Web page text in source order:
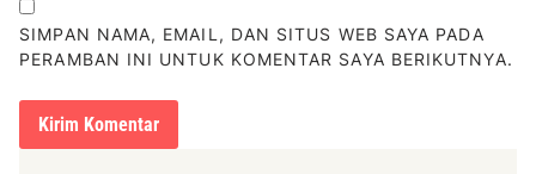
SIMPAN NAMA, EMAIL, DAN SITUS WEB SAYA PADA
PERAMBAN INI UNTUK KOMENTAR SAYA BERIKUTNYA.